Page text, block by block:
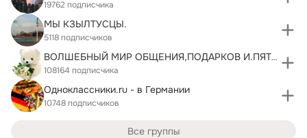
19762 подписчика
МЫ КЗЫЛТУСЦЫ.
5118 подписчиков
ВОЛШЕБНЫЙ МИР ОБЩЕНИЯ,ПОДАРКОВ И.ПЯТЁРОЧЕК...
108164 подписчика
Одноклассники.ru - в Германии
10748 подписчиков
Все группы